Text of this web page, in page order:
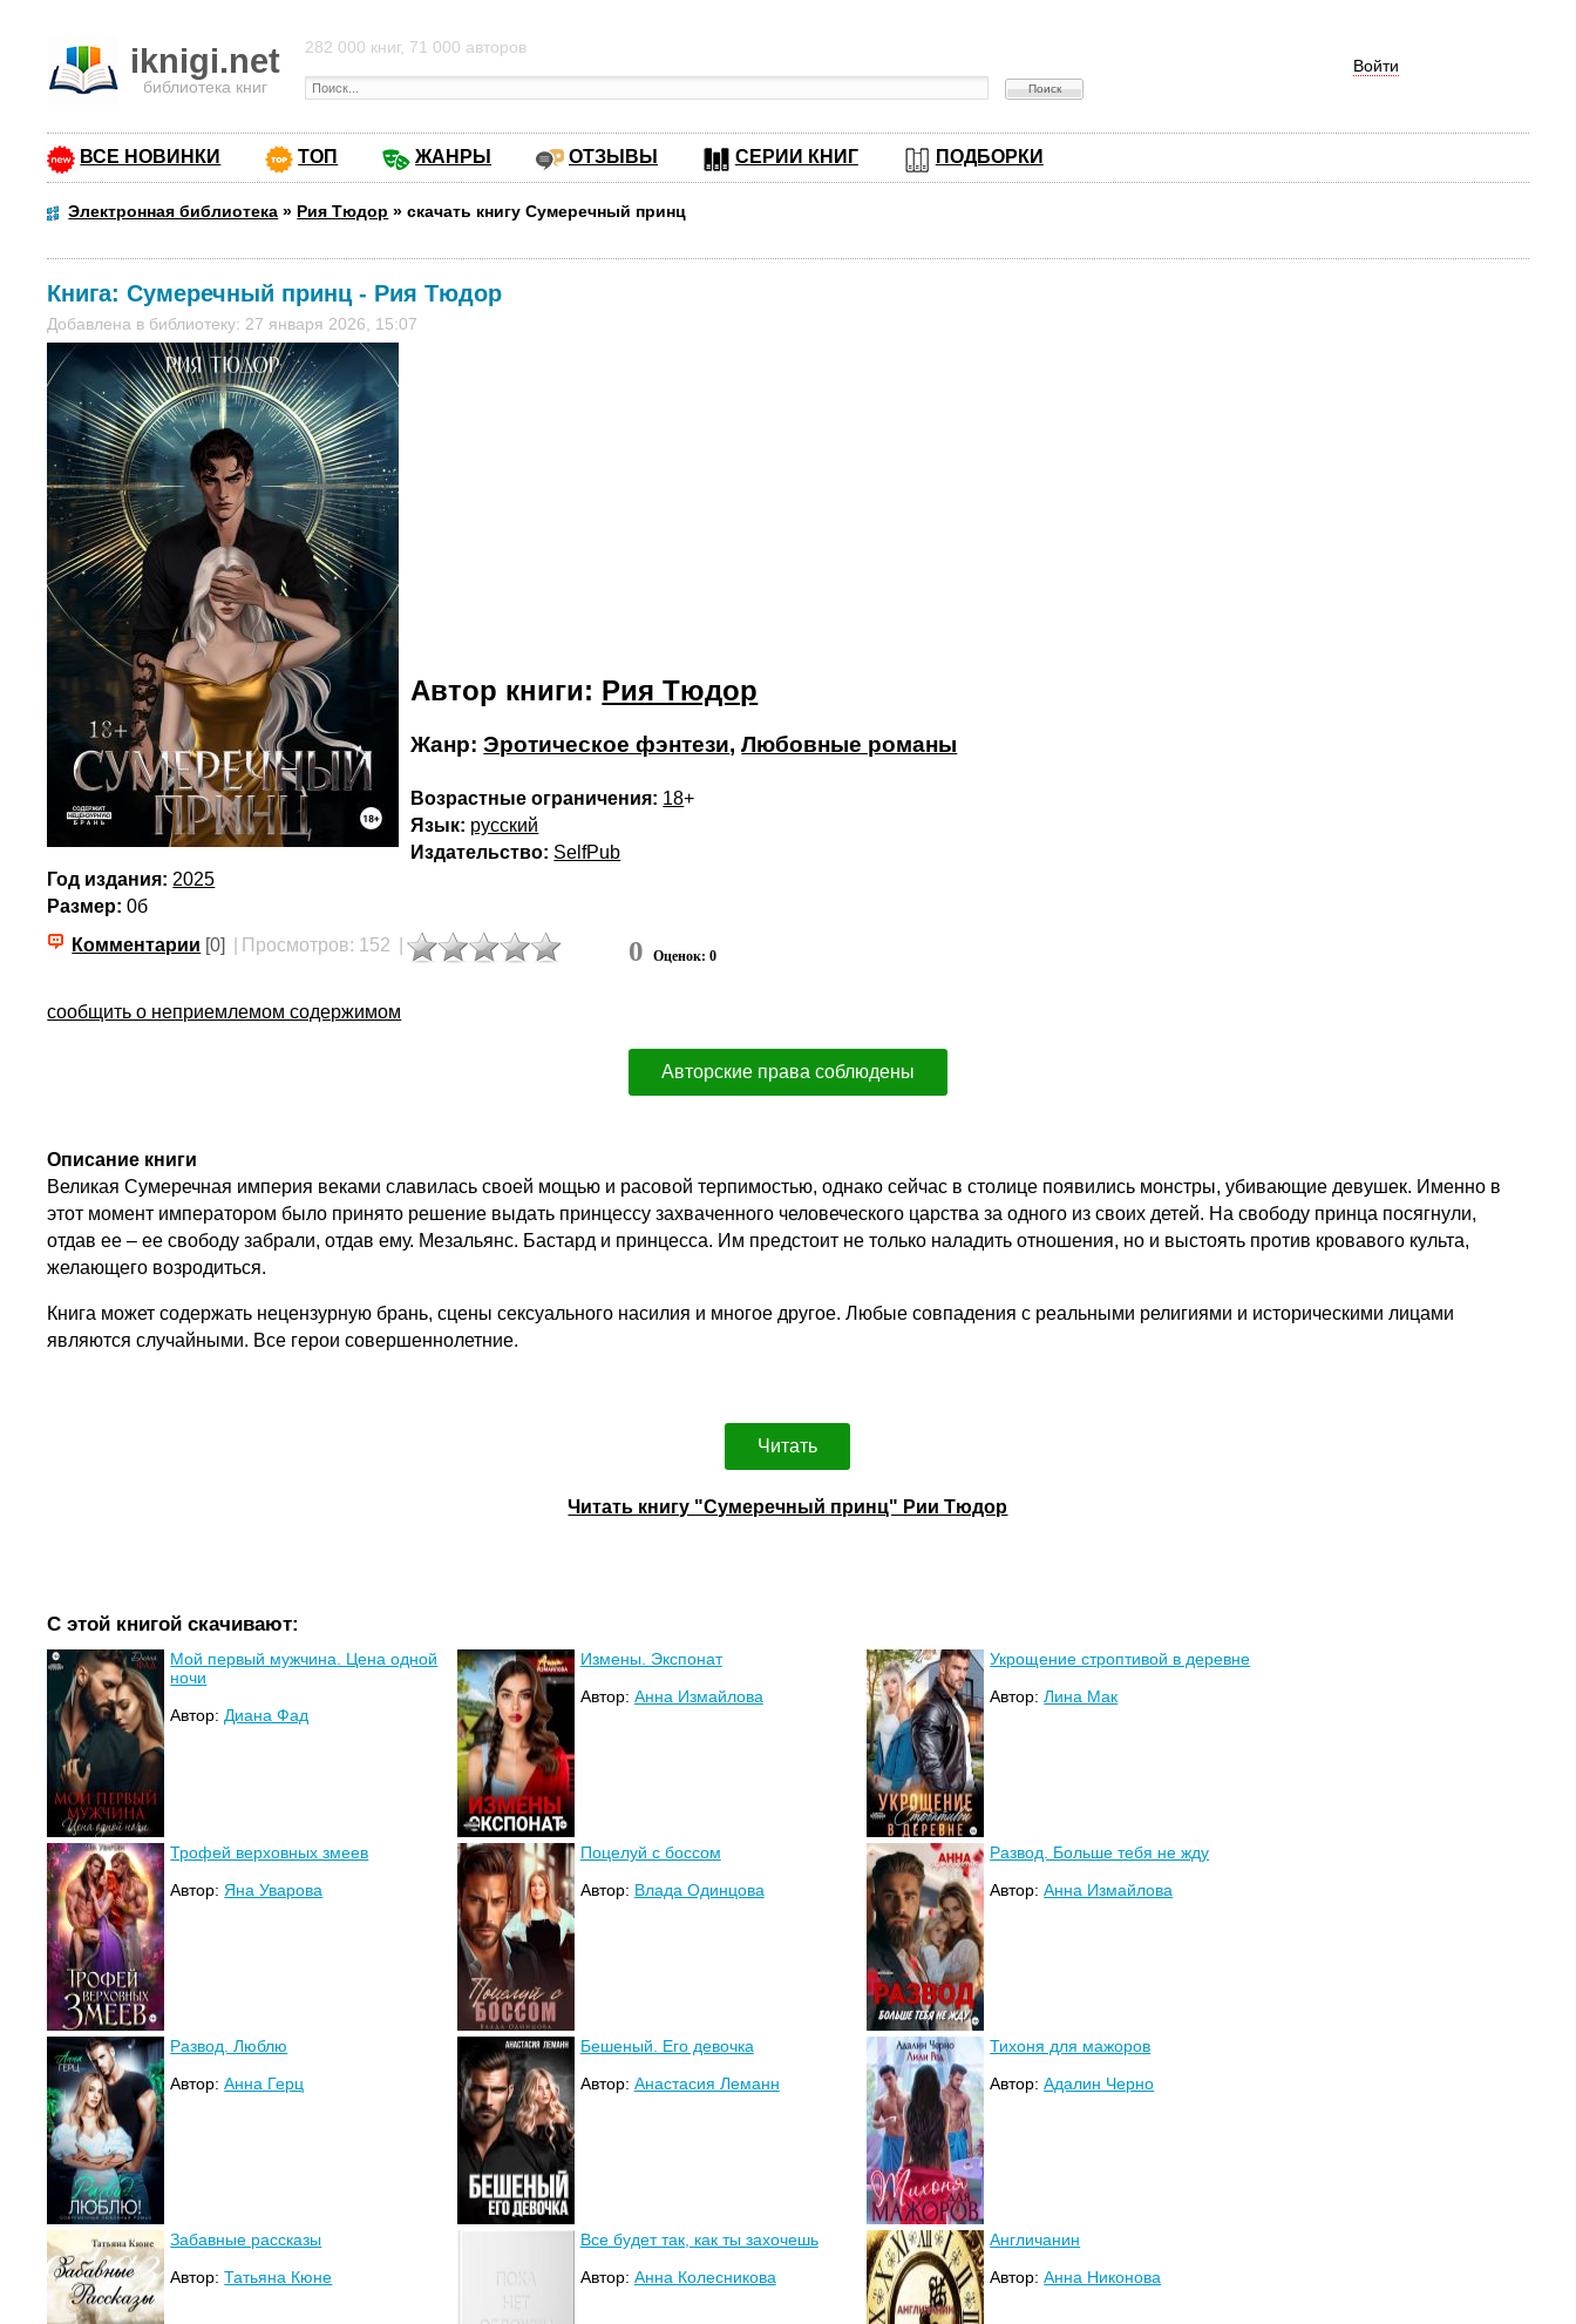
iknigi.net
библиотека книг
Войти
282 000 книг, 71 000 авторов
ВСЕ НОВИНКИ ТОП ЖАНРЫ ОТЗЫВЫ СЕРИИ КНИГ ПОДБОРКИ
Электронная библиотека » Рия Тюдор »скачать книгу Сумеречный принц
Книга:Сумеречный принц- Рия Тюдор
Добавлена в библиотеку: 27 января 2026, 15:07
Автор книги: Рия Тюдор
Жанр:Эротическое фэнтези,Любовные романы
Возрастные ограничения: 18+
Язык: русский
Издательство: SelfPub
Год издания: 2025
Размер: 0б
Комментарии [0] Просмотров: 152 0 Оценок: 0
сообщить о неприемлемом содержимом
Авторские права соблюдены
Описание книги
Великая Сумеречная империя веками славилась своей мощью и расовой терпимостью, однако сейчас в столице появились монстры, убивающие девушек. Именно в
этот момент императором было принято решение выдать принцессу захваченного человеческого царства за одного из своих детей. На свободу принца посягнули,
отдав ее – ее свободу забрали, отдав ему. Мезальянс. Бастард и принцесса. Им предстоит не только наладить отношения, но и выстоять против кровавого культа,
желающего возродиться.
Книга может содержать нецензурную брань, сцены сексуального насилия и многое другое. Любые совпадения с реальными религиями и историческими лицами
являются случайными. Все герои совершеннолетние.
Читать
Читать книгу "Сумеречный принц" Рии Тюдор
С этой книгой скачивают:
Мой первый мужчина. Цена одной
ночи
Автор: Диана Фад
Измены. Экспонат
Автор: Анна Измайлова
Укрощение строптивой в деревне
Автор:Лина Мак
Трофей верховных змеев
Автор: Яна Уварова
Поцелуй с боссом
Автор: Влада Одинцова
Развод. Больше тебя не жду
Автор:Анна Измайлова
Развод. Люблю
Автор:Анна Герц
Бешеный. Его девочка
Автор: Анастасия Леманн
Тихоня для мажоров
Автор:Адалин Черно
Забавные рассказы
Автор:Татьяна Кюне
Все будет так, как ты захочешь
Автор: Анна Колесникова
Англичанин
Автор:Анна Никонова